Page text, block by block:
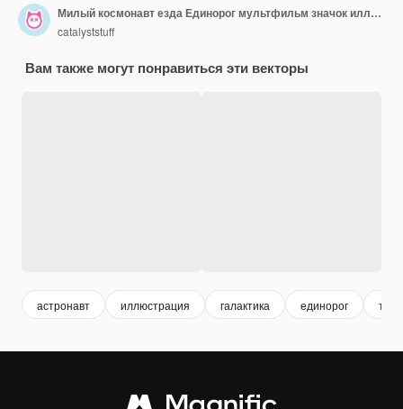
Милый космонавт езда Единорог мультфильм значок иллюстрации. Значок животных науки изолированы. Плоский мультяшном стиле
catalyststuff
Вам также могут понравиться эти векторы
астронавт иллюстрация галактика единорог